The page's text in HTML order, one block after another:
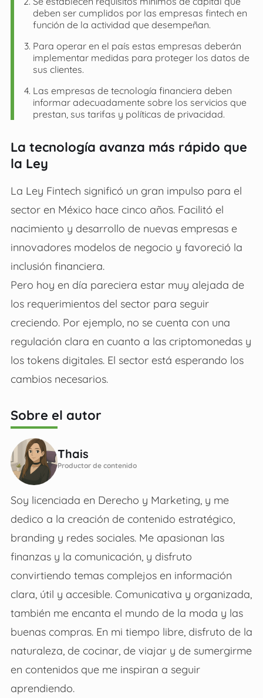
deben ser cumplidos por las empresas fintech en
función de la actividad que desempeñan.
Para operar en el país estas empresas deberán
implementar medidas para proteger los datos de
sus clientes.
Las empresas de tecnología financiera deben
informar adecuadamente sobre los servicios que
prestan, sus tarifas y políticas de privacidad.
La tecnología avanza más rápido que
la Ley
La Ley Fintech significó un gran impulso para el
sector en México hace cinco años. Facilitó el
nacimiento y desarrollo de nuevas empresas e
innovadores modelos de negocio y favoreció la
inclusión financiera.
Pero hoy en día pareciera estar muy alejada de
los requerimientos del sector para seguir
creciendo. Por ejemplo, no se cuenta con una
regulación clara en cuanto a las criptomonedas y
los tokens digitales. El sector está esperando los
cambios necesarios.
Sobre el autor
Thais
Productor de contenido
Soy licenciada en Derecho y Marketing, y me
dedico a la creación de contenido estratégico,
branding y redes sociales. Me apasionan las
finanzas y la comunicación, y disfruto
convirtiendo temas complejos en información
clara, útil y accesible. Comunicativa y organizada,
también me encanta el mundo de la moda y las
buenas compras. En mi tiempo libre, disfruto de la
naturaleza, de cocinar, de viajar y de sumergirme
en contenidos que me inspiran a seguir
aprendiendo.